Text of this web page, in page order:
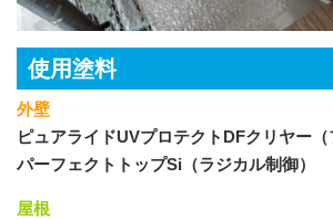
使用塗料
外壁
ピュアライドUVプロテクトDFクリヤー（
パーフェクトトップSi（ラジカル制御）
屋根